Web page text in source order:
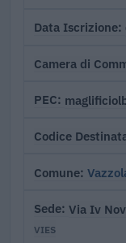
Data Iscrizione
Camera di
PEC
Codice
Comune
Sede Via Iv
VIES